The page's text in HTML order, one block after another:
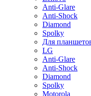
Anti-Glare
Anti-Shock
Diamond
Spolky
Для
LG
Anti-Glare
Anti-Shock
Diamond
Spolky
Motorola